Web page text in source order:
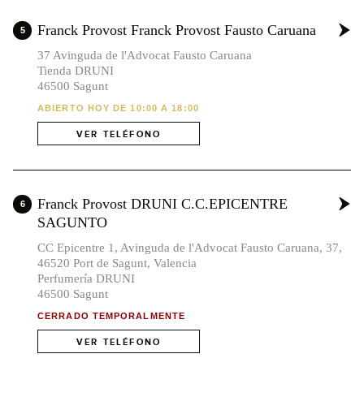
5 Franck Provost Franck Provost Fausto Caruana
37 Avinguda de l'Advocat Fausto Caruana
Tienda DRUNI
46500 Sagunt
ABIERTO HOY DE 10:00 A 18:00
VER TELÉFONO
6
Franck Provost DRUNI C.C.EPICENTRE
SAGUNTO
CC Epicentre 1, Avinguda de l'Advocat Fausto Caruana, 37,
46520 Port de Sagunt, Valencia
Perfumería DRUNI
46500 Sagunt
CERRADO TEMPORALMENTE
VER TELÉFONO